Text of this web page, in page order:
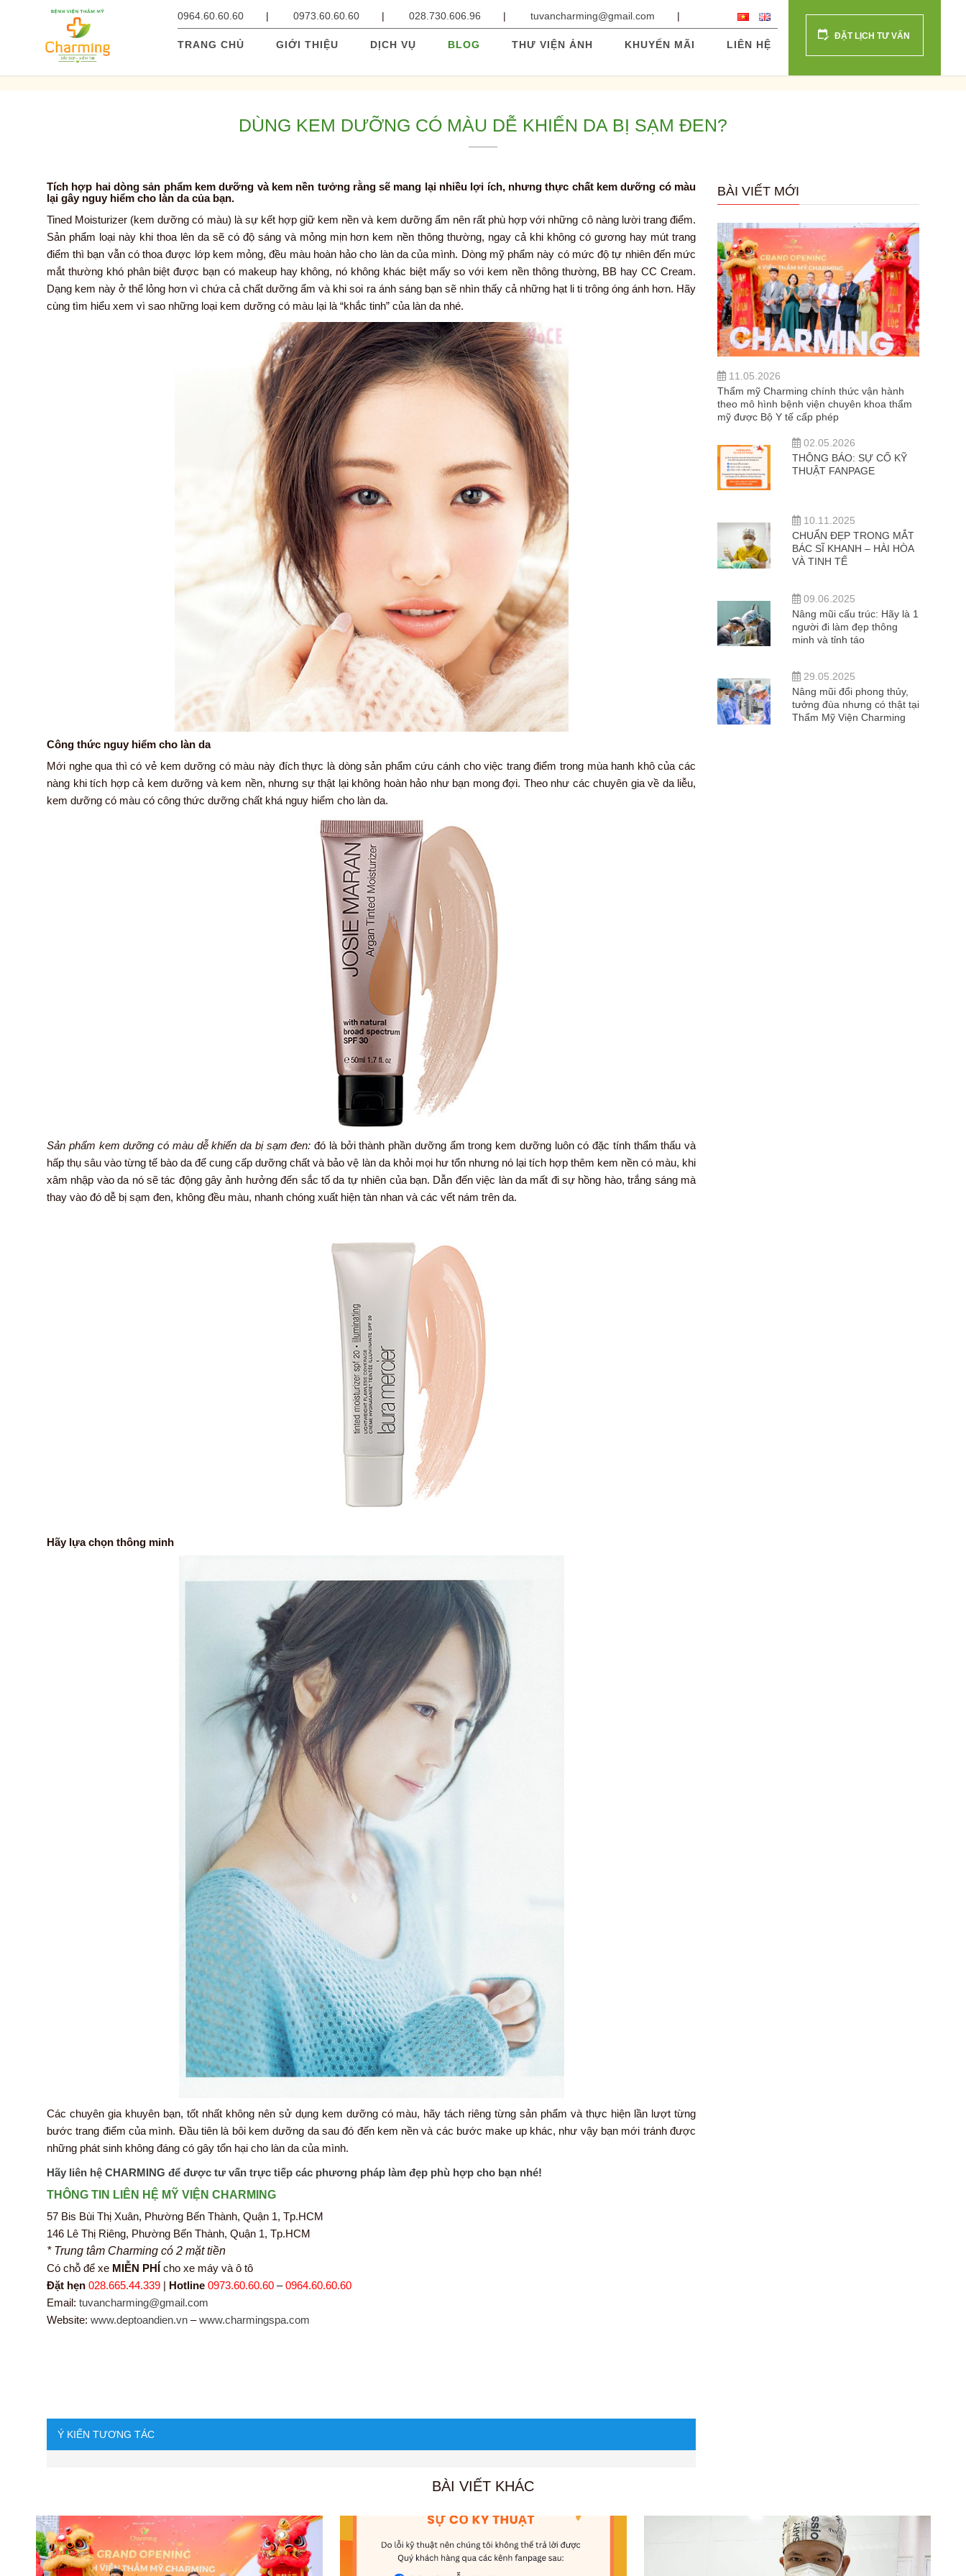
0964.60.60.60 0973.60.60.60 028.730.606.96 tuvancharming@gmail.com
TRANG CHỦ GIỚI THIỆU DỊCH VỤ BLOG THƯ VIỆN ẢNH KHUYẾN MÃI LIÊN HỆ
ĐẶT LỊCH TƯ VẤN
DÙNG KEM DƯỠNG CÓ MÀU DỄ KHIẾN DA BỊ SẠM ĐEN?
Tích hợp hai dòng sản phẩm kem dưỡng và kem nền tưởng rằng sẽ mang lại nhiều lợi ích, nhưng thực chất kem dưỡng có màu
lại gây nguy hiểm cho làn da của bạn.
Tined Moisturizer (kem dưỡng có màu) là sự kết hợp giữ kem nền và kem dưỡng ẩm nên rất phù hợp với những cô nàng lười trang điểm.
Sản phẩm loại này khi thoa lên da sẽ có độ sáng và mỏng mịn hơn kem nền thông thường, ngay cả khi không có gương hay mút trang
điểm thì bạn vẫn có thoa được lớp kem mỏng, đều màu hoàn hảo cho làn da của mình. Dòng mỹ phẩm này có mức độ tự nhiên đến mức
mắt thường khó phân biệt được bạn có makeup hay không, nó không khác biệt mấy so với kem nền thông thường, BB hay CC Cream.
Dạng kem này ở thể lỏng hơn vì chứa cả chất dưỡng ẩm và khi soi ra ánh sáng bạn sẽ nhìn thấy cả những hạt li ti trông óng ánh hơn. Hãy
cùng tìm hiểu xem vì sao những loại kem dưỡng có màu lại là “khắc tinh” của làn da nhé.
Công thức nguy hiểm cho làn da
Mới nghe qua thì có vẻ kem dưỡng có màu này đích thực là dòng sản phẩm cứu cánh cho việc trang điểm trong mùa hanh khô của các
nàng khi tích hợp cả kem dưỡng và kem nền, nhưng sự thật lại không hoàn hảo như bạn mong đợi. Theo như các chuyên gia về da liễu,
kem dưỡng có màu có công thức dưỡng chất khá nguy hiểm cho làn da.
Sản phẩm kem dưỡng có màu dễ khiến da bị sạm đen: đó là bởi thành phần dưỡng ẩm trong kem dưỡng luôn có đặc tính thẩm thấu và
hấp thụ sâu vào từng tế bào da để cung cấp dưỡng chất và bảo vệ làn da khỏi mọi hư tổn nhưng nó lại tích hợp thêm kem nền có màu, khi
xâm nhập vào da nó sẽ tác động gây ảnh hưởng đến sắc tố da tự nhiên của bạn. Dẫn đến việc làn da mất đi sự hồng hào, trắng sáng mà
thay vào đó dễ bị sạm đen, không đều màu, nhanh chóng xuất hiện tàn nhan và các vết nám trên da.
Hãy lựa chọn thông minh
Các chuyên gia khuyên bạn, tốt nhất không nên sử dụng kem dưỡng có màu, hãy tách riêng từng sản phẩm và thực hiện lần lượt từng
bước trang điểm của mình. Đầu tiên là bôi kem dưỡng da sau đó đến kem nền và các bước make up khác, như vậy bạn mới tránh được
những phát sinh không đáng có gây tổn hại cho làn da của mình.
Hãy liên hệ CHARMING để được tư vấn trực tiếp các phương pháp làm đẹp phù hợp cho bạn nhé!
THÔNG TIN LIÊN HỆ MỸ VIỆN CHARMING
57 Bis Bùi Thị Xuân, Phường Bến Thành, Quận 1, Tp.HCM
146 Lê Thị Riêng, Phường Bến Thành, Quận 1, Tp.HCM
* Trung tâm Charming có 2 mặt tiền
Có chỗ để xe MIỄN PHÍ cho xe máy và ô tô
Đặt hẹn 028.665.44.339 | Hotline 0973.60.60.60 –0964.60.60.60
Email: tuvancharming@gmail.com
Website: www.deptoandien.vn –www.charmingspa.com
Ý KIẾN TƯƠNG TÁC
BÀI VIẾT MỚI
11.05.2026
Thẩm mỹ Charming chính thức vận hành
theo mô hình bệnh viện chuyên khoa thẩm
mỹ được Bộ Y tế cấp phép
02.05.2026
THÔNG BÁO: SỰ CỐ KỸ
THUẬT FANPAGE
10.11.2025
CHUẨN ĐẸP TRONG MẮT
BÁC SĨ KHANH – HÀI HÒA
VÀ TINH TẾ
09.06.2025
Nâng mũi cấu trúc: Hãy là 1
người đi làm đẹp thông
minh và tỉnh táo
29.05.2025
Nâng mũi đổi phong thủy,
tưởng đùa nhưng có thật tại
Thẩm Mỹ Viện Charming
BÀI VIẾT KHÁC